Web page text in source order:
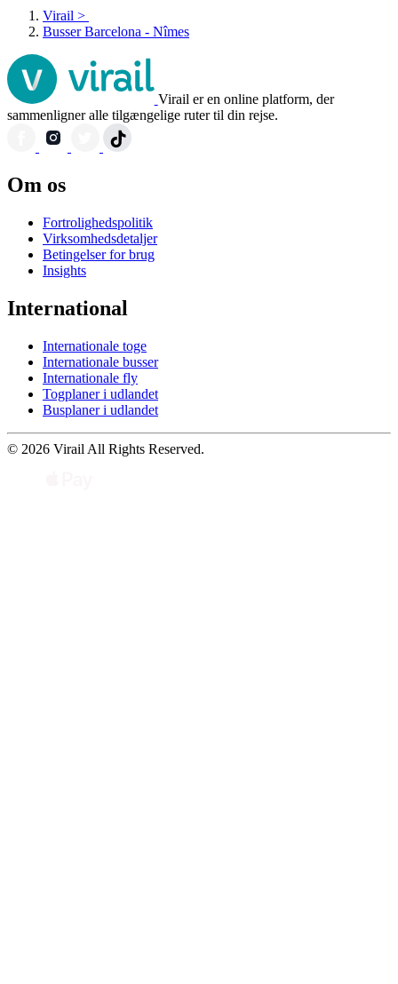
Virail >
Busser Barcelona - Nîmes
Virail er en online platform, der
sammenligner alle tilgængelige ruter til din rejse.
Om os
Fortrolighedspolitik
Virksomhedsdetaljer
Betingelser for brug
Insights
International
Internationale toge
Internationale busser
Internationale fly
Togplaner i udlandet
Busplaner i udlandet
© 2026 Virail All Rights Reserved.